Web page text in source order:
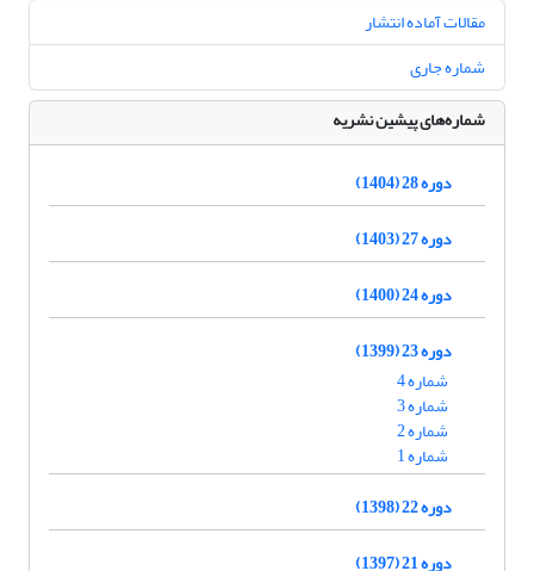
مقالات آماده انتشار
شماره جاری
شماره‌های پیشین نشریه
دوره 28 (1404)
دوره 27 (1403)
دوره 24 (1400)
دوره 23 (1399)
شماره 4
شماره 3
شماره 2
شماره 1
دوره 22 (1398)
دوره 21 (1397)